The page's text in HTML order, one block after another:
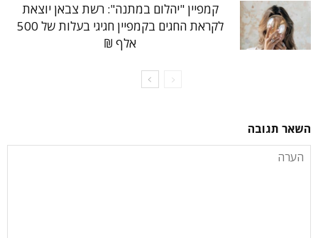
קמפיין "יהלום במתנה": רשת צבאן יוצאת
לקראת החגים בקמפיין חגיגי בעלות של 500
אלף ₪
השאר תגובה